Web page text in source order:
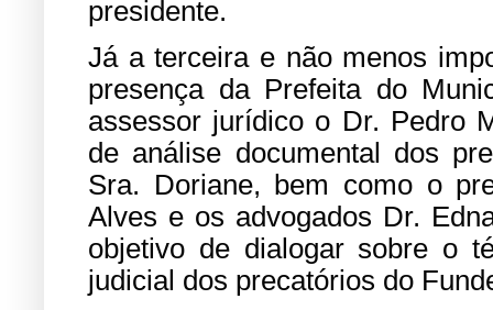
presidente.
Já a terceira e não menos
presença da Prefeita do
assessor jurídico o Dr. Pedro
de análise documental dos
Sra. Doriane, bem como o
Alves e os advogados Dr.
objetivo de dialogar sobre o
judicial dos precatórios do